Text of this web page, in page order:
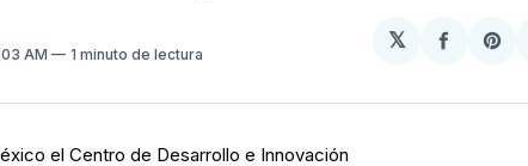
AM 1 minuto de lectura
𝕏
el Centro de Desarrollo e Innovación